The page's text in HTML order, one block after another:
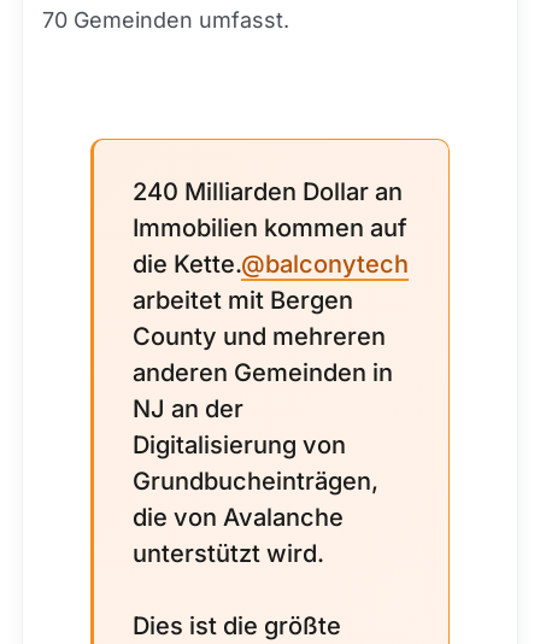
70 Gemeinden umfasst.
240 Milliarden Dollar an
Immobilien kommen auf
die Kette.@balconytech
arbeitet mit Bergen
County und mehreren
anderen Gemeinden in
NJ an der
Digitalisierung von
Grundbucheinträgen,
die von Avalanche
unterstützt wird.
Dies ist die größte